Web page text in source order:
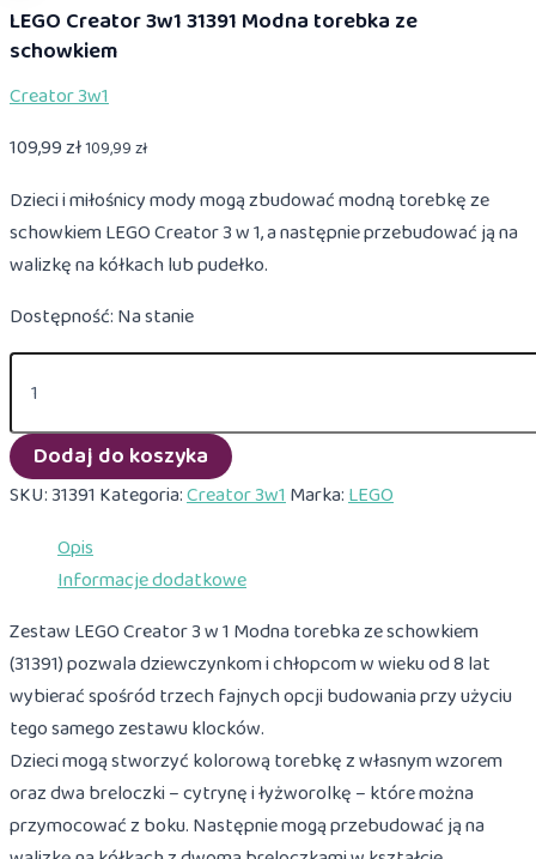
LEGO Creator 3w1 31391 Modna torebka ze
schowkiem
Creator 3w1
109,99zł109,99zł
Dzieci i miłośnicy mody mogą zbudować modną torebkę ze
schowkiem LEGO Creator 3 w 1, a następnie przebudować ją na
walizkę na kółkach lub pudełko.
Dostępność:Na stanie
ilość
LEGO
3w1
31391
Modna
torebka
schowkiem
Dodaj do koszyka
SKU:31391Kategoria:Creator 3w1Marka:LEGO
Opis
Informacje dodatkowe
Zestaw LEGO Creator 3 w 1 Modna torebka ze schowkiem
(31391) pozwala dziewczynkom i chłopcom w wieku od 8 lat
wybierać spośród trzech fajnych opcji budowania przy użyciu
tego samego zestawu klocków.
Dzieci mogą stworzyć kolorową torebkę z własnym wzorem
oraz dwa breloczki – cytrynę i łyżworolkę – które można
przymocować z boku. Następnie mogą przebudować ją na